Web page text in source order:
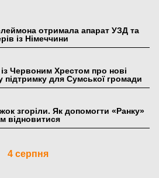
отримала апарат УЗД та
із Німеччини
Червоним Хрестом про нові
підтримку для Сумської громади
згоріли. Як допомогти «Ранку»
відновитися
4 серпня